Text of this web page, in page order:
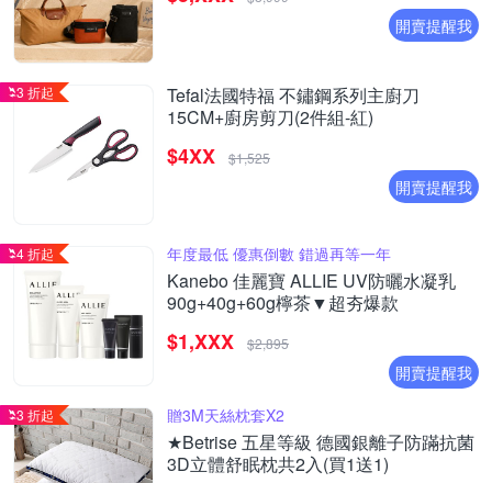
開賣提醒我
3 折起
Tefal法國特福 不鏽鋼系列主廚刀
15CM+廚房剪刀(2件組-紅)
$4XX $1,525
開賣提醒我
4 折起 年度最低 優惠倒數 錯過再等一年
Kanebo 佳麗寶 ALLIE UV防曬水凝乳
90g+40g+60g檸茶▼超夯爆款
$1,XXX $2,895
開賣提醒我
3 折起 贈3M天絲枕套X2
★Betrise 五星等級 德國銀離子防蹣抗菌
3D立體舒眠枕共2入(買1送1)